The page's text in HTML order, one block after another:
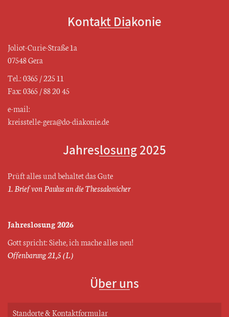
Kontakt Diakonie
Joliot-Curie-Straße 1a
07548 Gera
Tel.: 0365 / 225 11
Fax: 0365 / 88 20 45
e-mail:
kreisstelle-gera@do-diakonie.de
Jahreslosung 2025
Prüft alles und behaltet das Gute
1. Brief von Paulus an die Thessalonicher
Jahreslosung 2026
Gott spricht: Siehe, ich mache alles neu!
Offenbarung 21,5 (L)
Über uns
Standorte & Kontaktformular